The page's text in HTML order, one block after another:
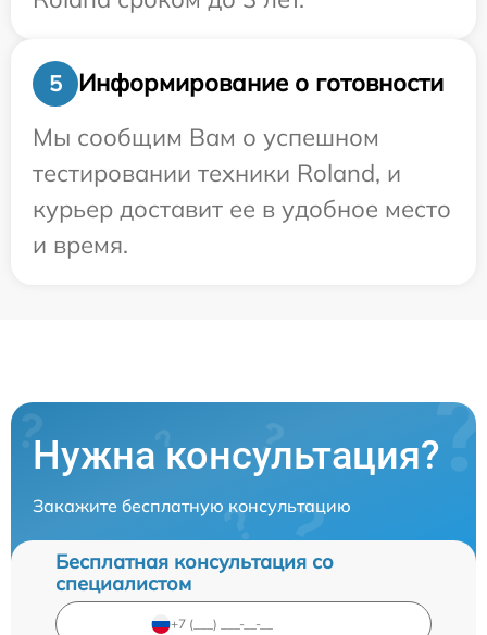
5
Информирование о готовности
Мы сообщим Вам о успешном
тестировании техники Roland, и
курьер доставит ее в удобное место
и время.
Нужна консультация?
Закажите бесплатную консультацию
Бесплатная консультация со
специалистом